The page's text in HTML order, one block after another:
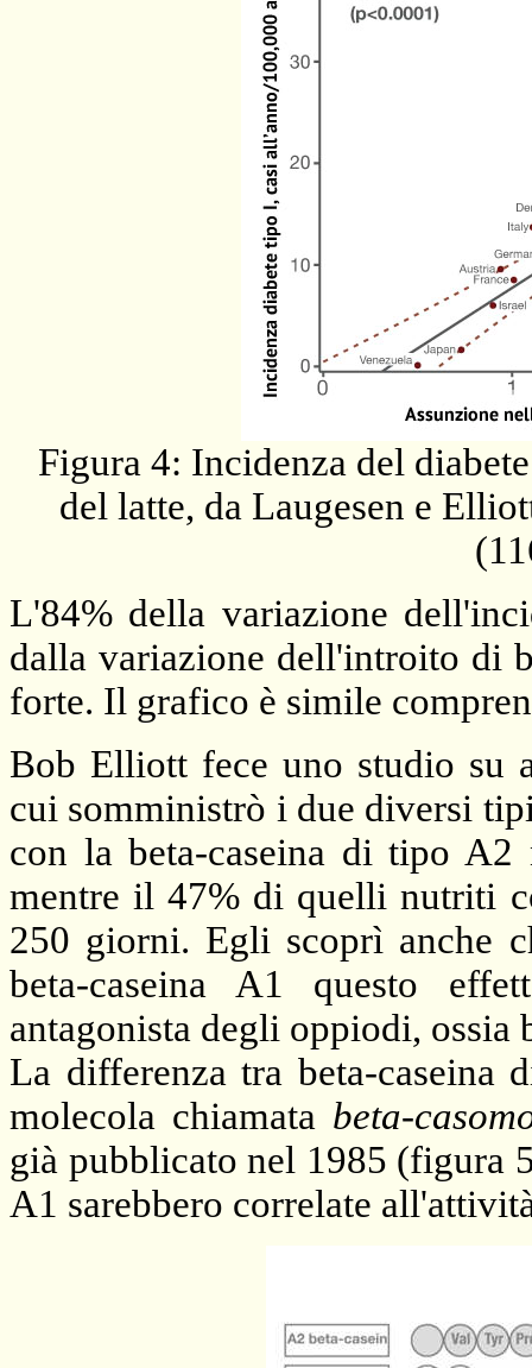
Figura 4: Incidenza del
del latte, da Laugesen e
L'84% della variazione
dalla variazione dell'introito di
forte. Il grafico è simile
Bob Elliott fece uno studio su
cui somministrò i due diversi
con la beta-caseina di tipo
mentre il 47% di quelli nutriti
250 giorni. Egli scoprì anche
beta-caseina A1 questo
antagonista degli oppiodi,
La differenza tra beta-
molecola chiamata beta-
già pubblicato nel 1985 (figura
A1 sarebbero correlate